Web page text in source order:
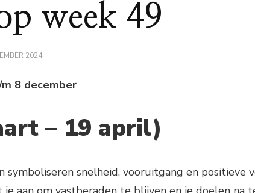
week 49
2024
8 december
– 19 april)
symboliseren snelheid, vooruitgang en positieve